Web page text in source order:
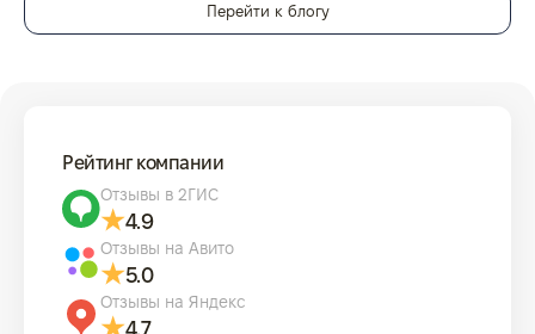
Перейти к блогу
Рейтинг компании
Отзывы в 2ГИС
4.9
Отзывы на Авито
5.0
Отзывы на Яндекс
4.7